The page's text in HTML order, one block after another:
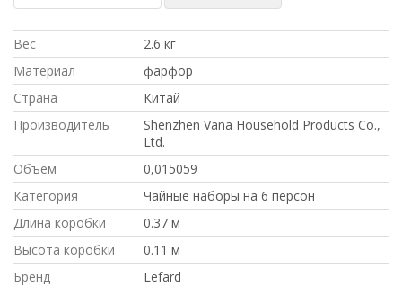
Вес
2.6 кг
Материал
фарфор
Страна
Китай
Производитель
Shenzhen Vana Household Products Co.,
Ltd.
Объем
0,015059
Категория
Чайные наборы на 6 персон
Длина коробки
0.37 м
Высота коробки
0.11 м
Бренд
Lefard